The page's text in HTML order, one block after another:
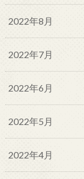
2022年8月
2022年7月
2022年6月
2022年5月
2022年4月